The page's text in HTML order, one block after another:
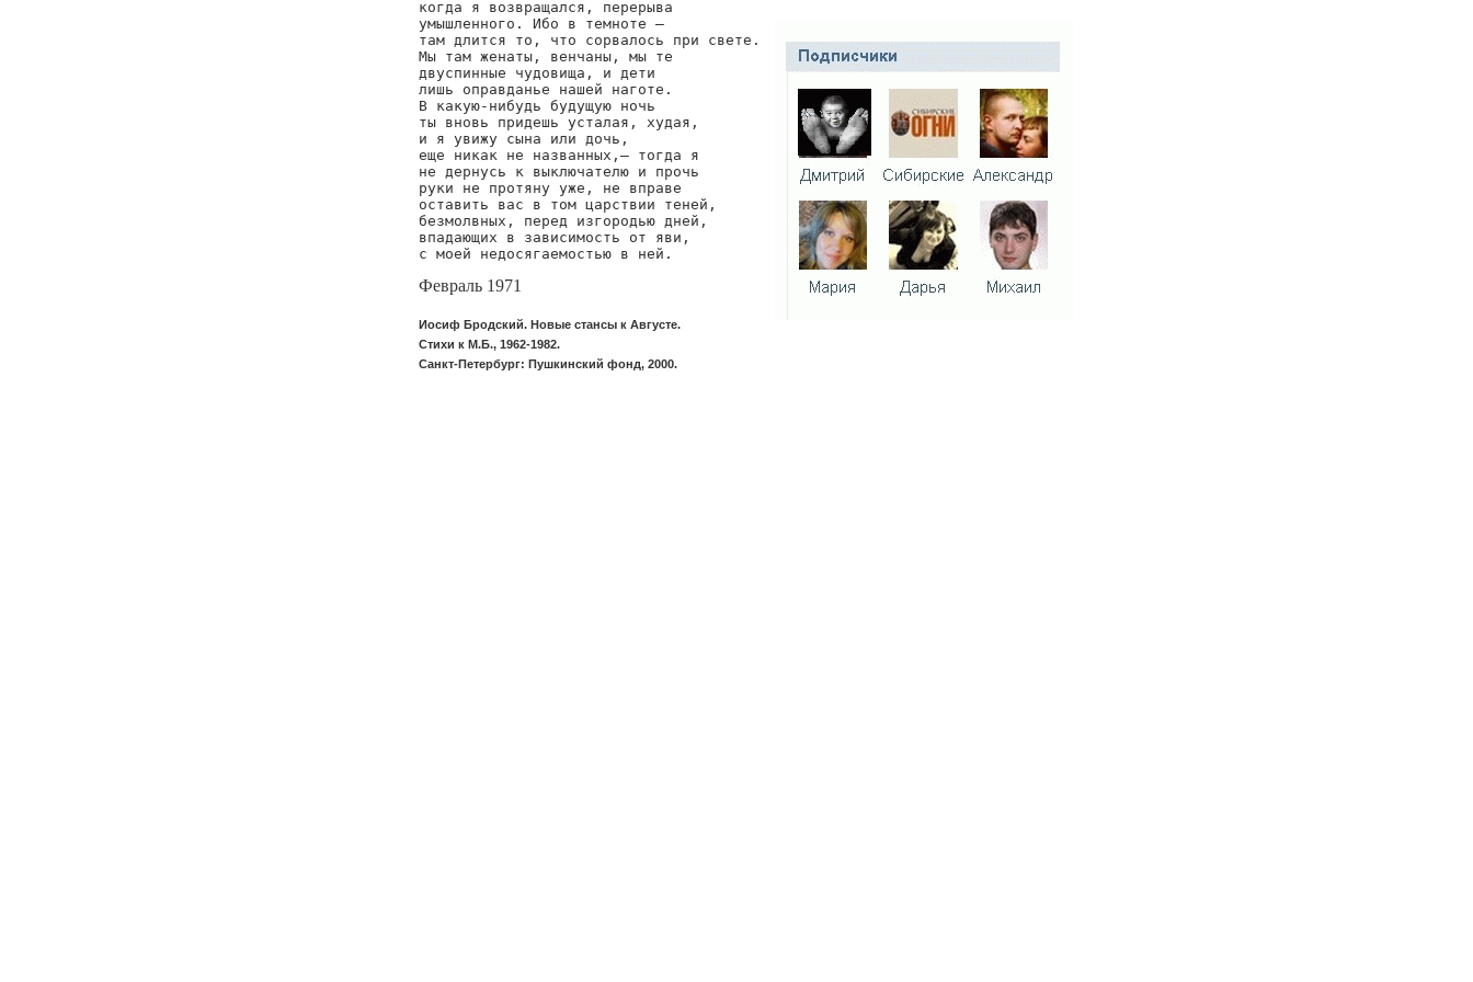
когда я возвращался, перерыва
умышленного. Ибо в темноте —
там длится то, что сорвалось при свете.
Мы там женаты, венчаны, мы те
двуспинные чудовища, и дети
лишь оправданье нашей наготе.
В какую-нибудь будущую ночь
ты вновь придешь усталая, худая,
и я увижу сына или дочь,
еще никак не названных,— тогда я
не дернусь к выключателю и прочь
руки не протяну уже, не вправе
оставить вас в том царствии теней,
безмолвных, перед изгородью дней,
впадающих в зависимость от яви,
с моей недосягаемостью в ней.
Февраль 1971
Иосиф Бродский. Новые стансы к Августе.
Стихи к М.Б., 1962-1982.
Санкт-Петербург: Пушкинский фонд, 2000.